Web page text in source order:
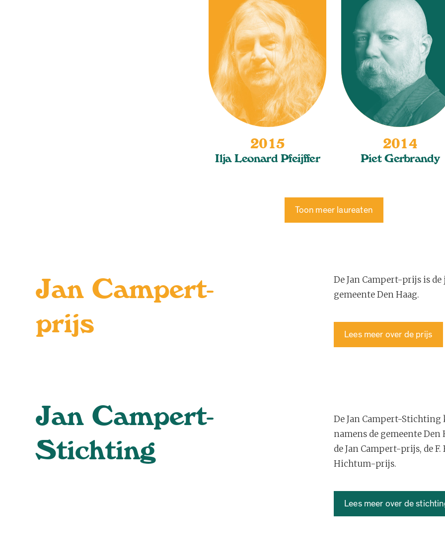
2015
Ilja Leonard Pfeijffer
2014
Piet Gerbrandy
Toon meer laureaten
Jan Campert-
prijs
De Jan Campert-prijs is
gemeente Den Haag.
Lees meer over de prijs
Jan Campert-
Stichting
De Jan Campert-
namens de gemeente
de Jan Campert-prijs, de
Hichtum-prijs.
Lees meer over de